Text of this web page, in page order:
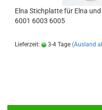
Elna Stichplatte für Elna
6001 6003 6005
Lieferzeit: 3-4 Tage (Ausland